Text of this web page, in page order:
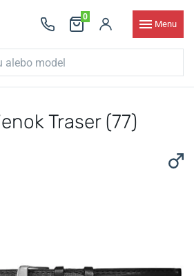
0
Menu
Traser (77)